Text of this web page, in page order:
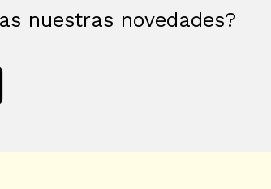
nuestras novedades?